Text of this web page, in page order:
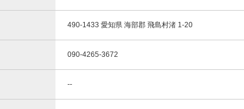
490-1433 愛知県 海部郡 飛島村渚 1-20
090-4265-3672
--